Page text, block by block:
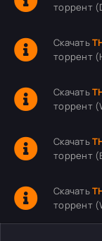
торрент
Скачать
торрент
Скачать
торрент
Скачать
торрент
Скачать
торрент